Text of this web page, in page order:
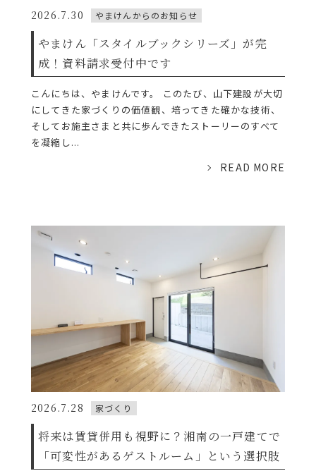
2026.7.30 やまけんからのお知らせ
やまけん「スタイルブックシリーズ」が完
成！資料請求受付中です
こんにちは、やまけんです。 このたび、山下建設が大切
にしてきた家づくりの価値観、培ってきた確かな技術、
そしてお施主さまと共に歩んできたストーリーのすべて
を凝縮し...
READ MORE
2026.7.28 家づくり
将来は賃貸併用も視野に？湘南の一戸建てで
「可変性があるゲストルーム」という選択肢